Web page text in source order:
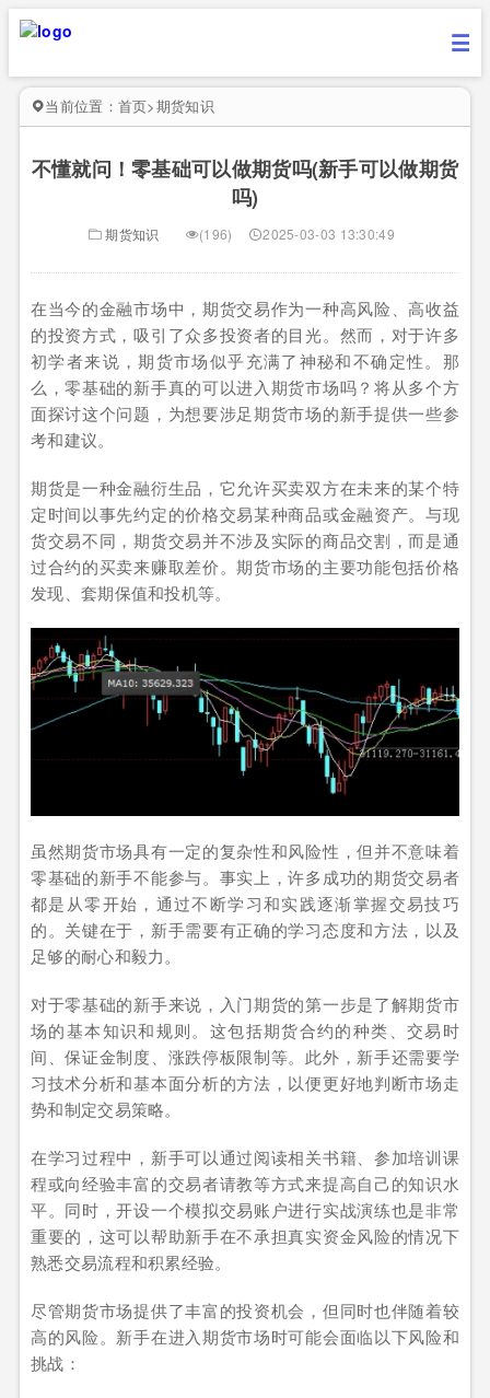
当前位置： 首页>期货知识
不懂就问！零基础可以做期货吗(新手可以做期货
吗)
期货知识 (196) 2025-03-03 13:30:49
在当今的金融市场中，期货交易作为一种高风险、高收益
的投资方式，吸引了众多投资者的目光。然而，对于许多
初学者来说，期货市场似乎充满了神秘和不确定性。那
么，零基础的新手真的可以进入期货市场吗？将从多个方
面探讨这个问题，为想要涉足期货市场的新手提供一些参
考和建议。
期货是一种金融衍生品，它允许买卖双方在未来的某个特
定时间以事先约定的价格交易某种商品或金融资产。与现
货交易不同，期货交易并不涉及实际的商品交割，而是通
过合约的买卖来赚取差价。期货市场的主要功能包括价格
发现、套期保值和投机等。
虽然期货市场具有一定的复杂性和风险性，但并不意味着
零基础的新手不能参与。事实上，许多成功的期货交易者
都是从零开始，通过不断学习和实践逐渐掌握交易技巧
的。关键在于，新手需要有正确的学习态度和方法，以及
足够的耐心和毅力。
对于零基础的新手来说，入门期货的第一步是了解期货市
场的基本知识和规则。这包括期货合约的种类、交易时
间、保证金制度、涨跌停板限制等。此外，新手还需要学
习技术分析和基本面分析的方法，以便更好地判断市场走
势和制定交易策略。
在学习过程中，新手可以通过阅读相关书籍、参加培训课
程或向经验丰富的交易者请教等方式来提高自己的知识水
平。同时，开设一个模拟交易账户进行实战演练也是非常
重要的，这可以帮助新手在不承担真实资金风险的情况下
熟悉交易流程和积累经验。
尽管期货市场提供了丰富的投资机会，但同时也伴随着较
高的风险。新手在进入期货市场时可能会面临以下风险和
挑战：